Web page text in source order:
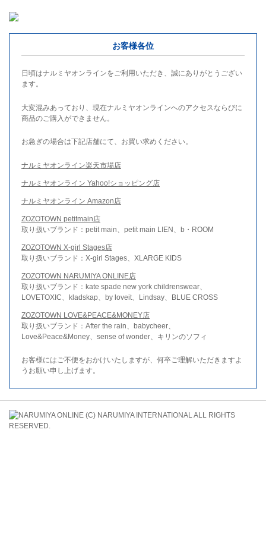
お客様各位
日頃はナルミヤオンラインをご利用いただき、誠にありがとうござい
ます。
大変混みあっており、現在ナルミヤオンラインへのアクセスならびに
商品のご購入ができません。
お急ぎの場合は下記店舗にて、お買い求めください。
ナルミヤオンライン楽天市場店
ナルミヤオンライン Yahoo!ショッピング店
ナルミヤオンライン Amazon店
ZOZOTOWN petitmain店
取り扱いブランド：petit main、petit main LIEN、b・ROOM
ZOZOTOWN X-girl Stages店
取り扱いブランド：X-girl Stages、XLARGE KIDS
ZOZOTOWN NARUMIYA ONLINE店
取り扱いブランド：kate spade new york childrenswear、
LOVETOXIC、kladskap、by loveit、Lindsay、BLUE CROSS
ZOZOTOWN LOVE&PEACE&MONEY店
取り扱いブランド：After the rain、babycheer、
Love&Peace&Money、sense of wonder、キリンのソフィ
お客様にはご不便をおかけいたしますが、何卒ご理解いただきますよ
うお願い申し上げます。